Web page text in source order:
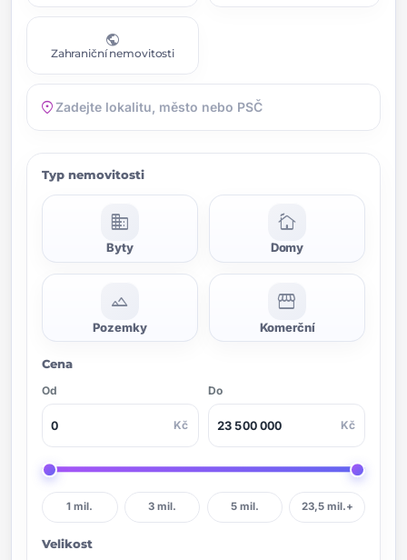
public
Zahraniční nemovitosti
location_on
Typ nemovitosti
domain
Byty
cottage
Domy
landscape
Pozemky
storefront
Komerční
Cena
Od
Kč
Do
Kč
1 mil. 3 mil. 5 mil. 23,5 mil.+
Velikost